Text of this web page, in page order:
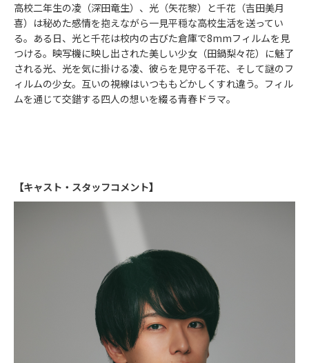
高校二年生の凌（深田竜生）、光（矢花黎）と千花（吉田美月
喜）は秘めた感情を抱えながら一見平穏な高校生活を送ってい
る。ある日、光と千花は校内の古びた倉庫で8mmフィルムを見
つける。映写機に映し出された美しい少女（田鍋梨々花）に魅了
される光、光を気に掛ける凌、彼らを見守る千花、そして謎のフ
ィルムの少女。互いの視線はいつももどかしくすれ違う。フィル
ムを通じて交錯する四人の想いを綴る青春ドラマ。
【キャスト・スタッフコメント】